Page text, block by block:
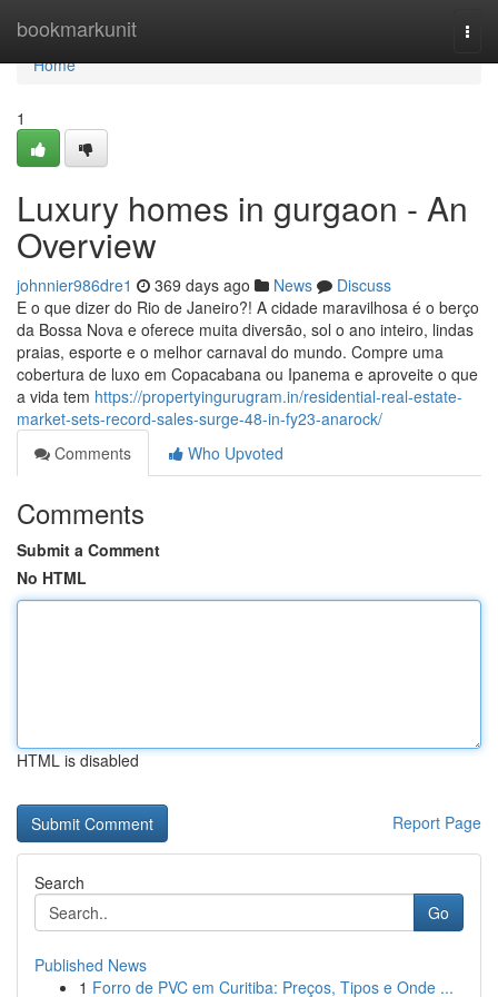
bookmarkunit
Home
Home
1
Luxury homes in gurgaon - An
Overview
johnnier986dre1 369 days ago News
Discuss
E o que dizer do Rio de Janeiro?! A cidade maravilhosa é o berço
da Bossa Nova e oferece muita diversão, sol o ano inteiro, lindas
praias, esporte e o melhor carnaval do mundo. Compre uma
cobertura de luxo em Copacabana ou Ipanema e aproveite o que
a vida tem https://propertyingurugram.in/residential-real-estate-
market-sets-record-sales-surge-48-in-fy23-anarock/
Comments
Who Upvoted
Comments
Submit a Comment
No HTML
HTML is disabled
Report Page
Search
Go
Published News
1 Forro de PVC em Curitiba: Preços, Tipos e Onde ...